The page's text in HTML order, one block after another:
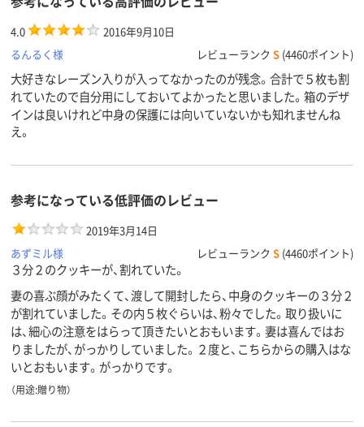
4.0
2016年9月10日
るんるく様
レビューランク S (4460ポイント)
大好きなレーズン入りが入ってなかったのが残念。合計で５枚も割
れていたので自分用にしておいてよかったと思いました。箱のデザ
インは良いけれど中身の保護には向いていないかも知れませんね
え。
参考になっている低評価のレビュー
2019年3月14日
あずミル様
レビューランク S (4460ポイント)
３分２のクッキーが、割れていた。
妻の喜ぶ顔がみたくて、渡して開封したら、中身のクッキーの３分２
が割れていました。その内５枚ぐらいは、粉々でした。取り扱いに
は、細心の注意をはらって頂きたいとおもいます。妻は喜んではお
りましたが、がっかりしていました。２度と、こちらからの購入はな
いとおもいます。がっかりです。
（用途:贈り物）